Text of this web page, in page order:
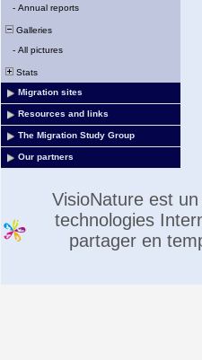
- Annual reports
Galleries
- All pictures
Stats
Migration sites
Resources and links
The Migration Study Group
Our partners
VisioNature est
technologies
partager en